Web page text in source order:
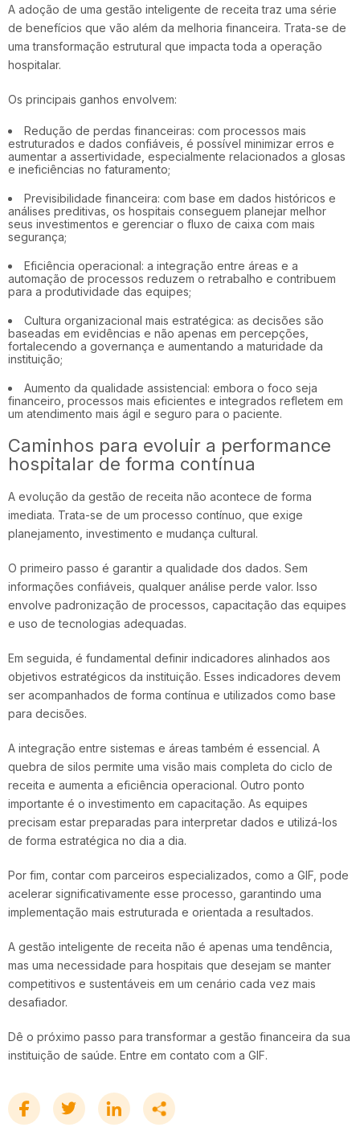
A adoção de uma gestão inteligente de receita traz uma série
de benefícios que vão além da melhoria financeira. Trata-se de
uma transformação estrutural que impacta toda a operação
hospitalar.
Os principais ganhos envolvem:
Redução de perdas financeiras: com processos mais
estruturados e dados confiáveis, é possível minimizar erros e
aumentar a assertividade, especialmente relacionados a glosas
e ineficiências no faturamento;
Previsibilidade financeira: com base em dados históricos e
análises preditivas, os hospitais conseguem planejar melhor
seus investimentos e gerenciar o fluxo de caixa com mais
segurança;
Eficiência operacional: a integração entre áreas e a
automação de processos reduzem o retrabalho e contribuem
para a produtividade das equipes;
Cultura organizacional mais estratégica: as decisões são
baseadas em evidências e não apenas em percepções,
fortalecendo a governança e aumentando a maturidade da
instituição;
Aumento da qualidade assistencial: embora o foco seja
financeiro, processos mais eficientes e integrados refletem em
um atendimento mais ágil e seguro para o paciente.
Caminhos para evoluir a performance
hospitalar de forma contínua
A evolução da gestão de receita não acontece de forma
imediata. Trata-se de um processo contínuo, que exige
planejamento, investimento e mudança cultural.
O primeiro passo é garantir a qualidade dos dados. Sem
informações confiáveis, qualquer análise perde valor. Isso
envolve padronização de processos, capacitação das equipes
e uso de tecnologias adequadas.
Em seguida, é fundamental definir indicadores alinhados aos
objetivos estratégicos da instituição. Esses indicadores devem
ser acompanhados de forma contínua e utilizados como base
para decisões.
A integração entre sistemas e áreas também é essencial. A
quebra de silos permite uma visão mais completa do ciclo de
receita e aumenta a eficiência operacional. Outro ponto
importante é o investimento em capacitação. As equipes
precisam estar preparadas para interpretar dados e utilizá-los
de forma estratégica no dia a dia.
Por fim, contar com parceiros especializados, como a GIF, pode
acelerar significativamente esse processo, garantindo uma
implementação mais estruturada e orientada a resultados.
A gestão inteligente de receita não é apenas uma tendência,
mas uma necessidade para hospitais que desejam se manter
competitivos e sustentáveis em um cenário cada vez mais
desafiador.
Dê o próximo passo para transformar a gestão financeira da sua
instituição de saúde. Entre em contato com a GIF.